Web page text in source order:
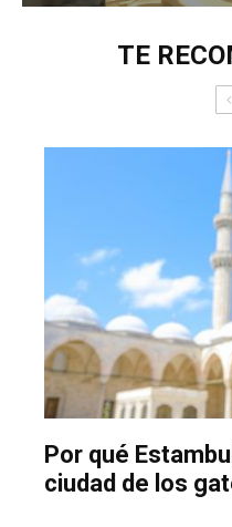
TE
Por qué
ciudad de los